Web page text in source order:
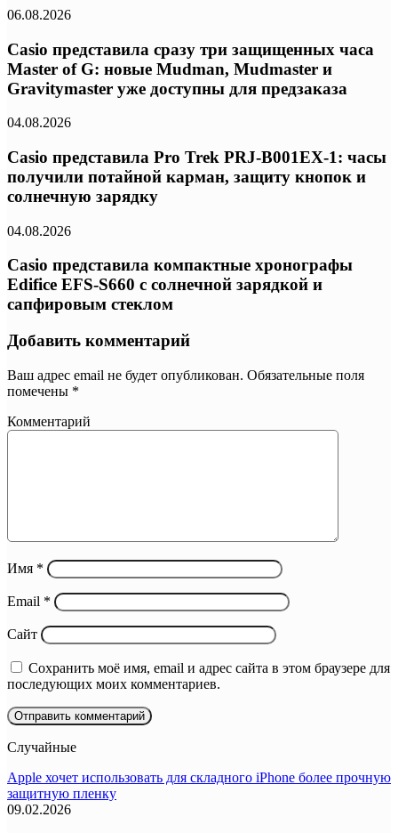
06.08.2026
Casio представила сразу три защищенных часа
Master of G: новые Mudman, Mudmaster и
Gravitymaster уже доступны для предзаказа
04.08.2026
Casio представила Pro Trek PRJ-B001EX-1: часы
получили потайной карман, защиту кнопок и
солнечную зарядку
04.08.2026
Casio представила компактные хронографы
Edifice EFS-S660 с солнечной зарядкой и
сапфировым стеклом
Добавить комментарий
Ваш адрес email не будет опубликован. Обязательные поля
помечены *
Комментарий
Имя *
Email *
Сайт
Сохранить моё имя, email и адрес сайта в этом браузере для
последующих моих комментариев.
Случайные
Apple хочет использовать для складного iPhone более прочную
защитную пленку
09.02.2026